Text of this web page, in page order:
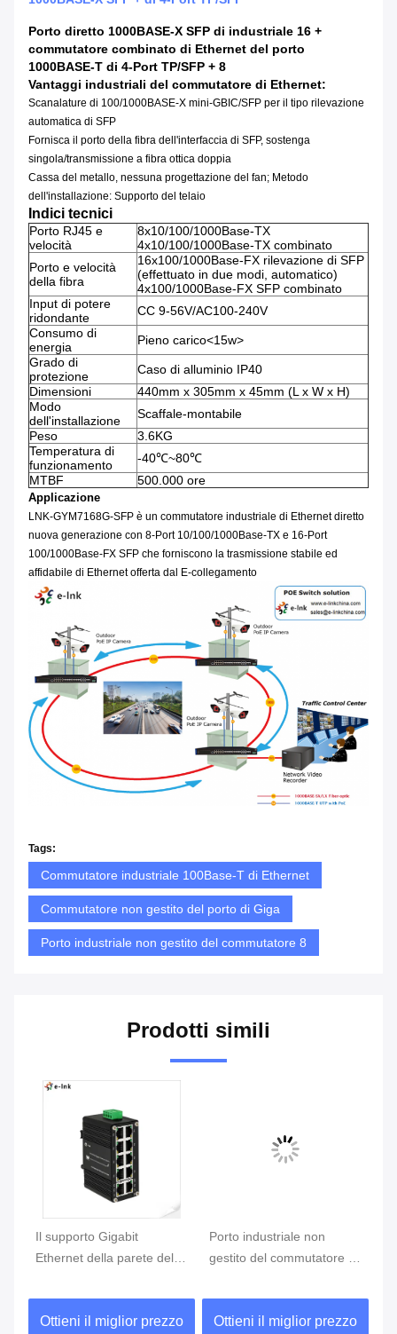
Porto diretto 1000BASE-X SFP di industriale 16 +
commutatore combinato di Ethernet del porto
1000BASE-T di 4-Port TP/SFP + 8
Vantaggi industriali del commutatore di Ethernet:
Scanalature di 100/1000BASE-X mini-GBIC/SFP per il tipo rilevazione
automatica di SFP
Fornisca il porto della fibra dell'interfaccia di SFP, sostenga
singola/transmissione a fibra ottica doppia
Cassa del metallo, nessuna progettazione del fan; Metodo
dell'installazione: Supporto del telaio
Indici tecnici
Porto RJ45 e
velocità
8x10/100/1000Base-TX
4x10/100/1000Base-TX combinato
Porto e velocità
della fibra
16x100/1000Base-FX rilevazione di SFP
(effettuato in due modi, automatico)
4x100/1000Base-FX SFP combinato
Input di potere
ridondante
CC 9-56V/AC100-240V
Consumo di
energia
Pieno carico<15w>
Grado di
protezione
Caso di alluminio IP40
Dimensioni
440mm x 305mm x 45mm (L x W x H)
Modo
dell'installazione
Scaffale-montabile
Peso
3.6KG
Temperatura di
funzionamento
-40℃~80℃
MTBF
500.000 ore
Applicazione
LNK-GYM7168G-SFP è un commutatore industriale di Ethernet diretto
nuova generazione con 8-Port 10/100/1000Base-TX e 16-Port
100/1000Base-FX SFP che forniscono la trasmissione stabile ed
affidabile di Ethernet offerta dal E-collegamento
Tags:
Commutatore industriale 100Base-T di Ethernet
Commutatore non gestito del porto di Giga
Porto industriale non gestito del commutatore 8
Prodotti simili
Il supporto Gigabit
Ethernet della parete della
commuta 10 il porto
10/100/1000T
Ottieni il miglior prezzo
Porto industriale non
gestito del commutatore 8
+ 2 porto 100BASE-FX
Ottieni il miglior prezzo